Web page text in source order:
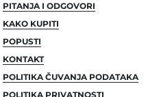
PITANJA I ODGOVORI
KAKO KUPITI
POPUSTI
KONTAKT
POLITIKA ČUVANJA PODATAKA
POLITIKA PRIVATNOSTI